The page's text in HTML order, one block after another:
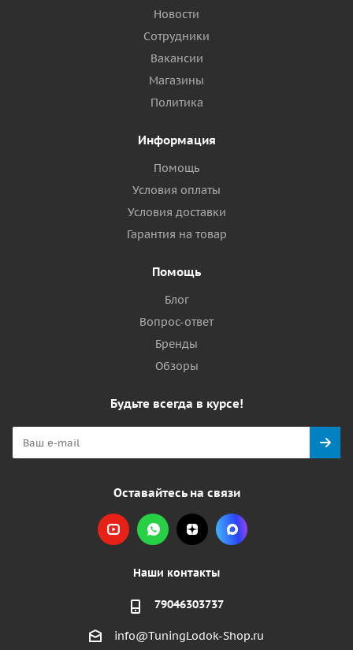
Новости
Сотрудники
Вакансии
Магазины
Политика
Информация
Помощь
Условия оплаты
Условия доставки
Гарантия на товар
Помощь
Блог
Вопрос-ответ
Бренды
Обзоры
Будьте всегда в курсе!
Оставайтесь на связи
Наши контакты
79046303737
info@TuningLodok-Shop.ru